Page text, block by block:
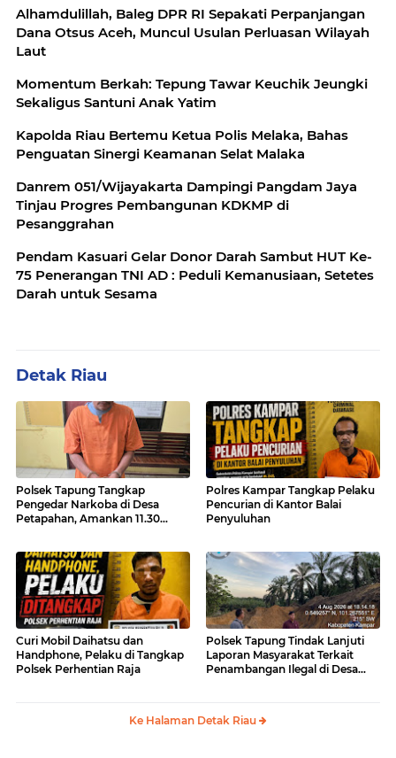
Alhamdulillah, Baleg DPR RI Sepakati Perpanjangan
Dana Otsus Aceh, Muncul Usulan Perluasan Wilayah
Laut
Momentum Berkah: Tepung Tawar Keuchik Jeungki
Sekaligus Santuni Anak Yatim
Kapolda Riau Bertemu Ketua Polis Melaka, Bahas
Penguatan Sinergi Keamanan Selat Malaka
Danrem 051/Wijayakarta Dampingi Pangdam Jaya
Tinjau Progres Pembangunan KDKMP di
Pesanggrahan
Pendam Kasuari Gelar Donor Darah Sambut HUT Ke-
75 Penerangan TNI AD : Peduli Kemanusiaan, Setetes
Darah untuk Sesama
Detak Riau
Polsek Tapung Tangkap
Pengedar Narkoba di Desa
Petapahan, Amankan 11.30
Polres Kampar Tangkap Pelaku
Pencurian di Kantor Balai
Penyuluhan
Curi Mobil Daihatsu dan
Handphone, Pelaku di Tangkap
Polsek Perhentian Raja
Polsek Tapung Tindak Lanjuti
Laporan Masyarakat Terkait
Penambangan Ilegal di Desa
Ke Halaman Detak Riau